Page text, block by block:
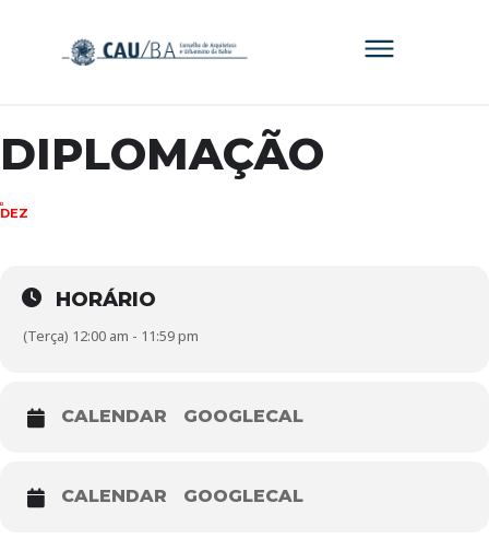
DIPLOMAÇÃO
12
DEZ
HORÁRIO
(Terça) 12:00 am - 11:59 pm
CALENDAR GOOGLECAL
CALENDAR GOOGLECAL